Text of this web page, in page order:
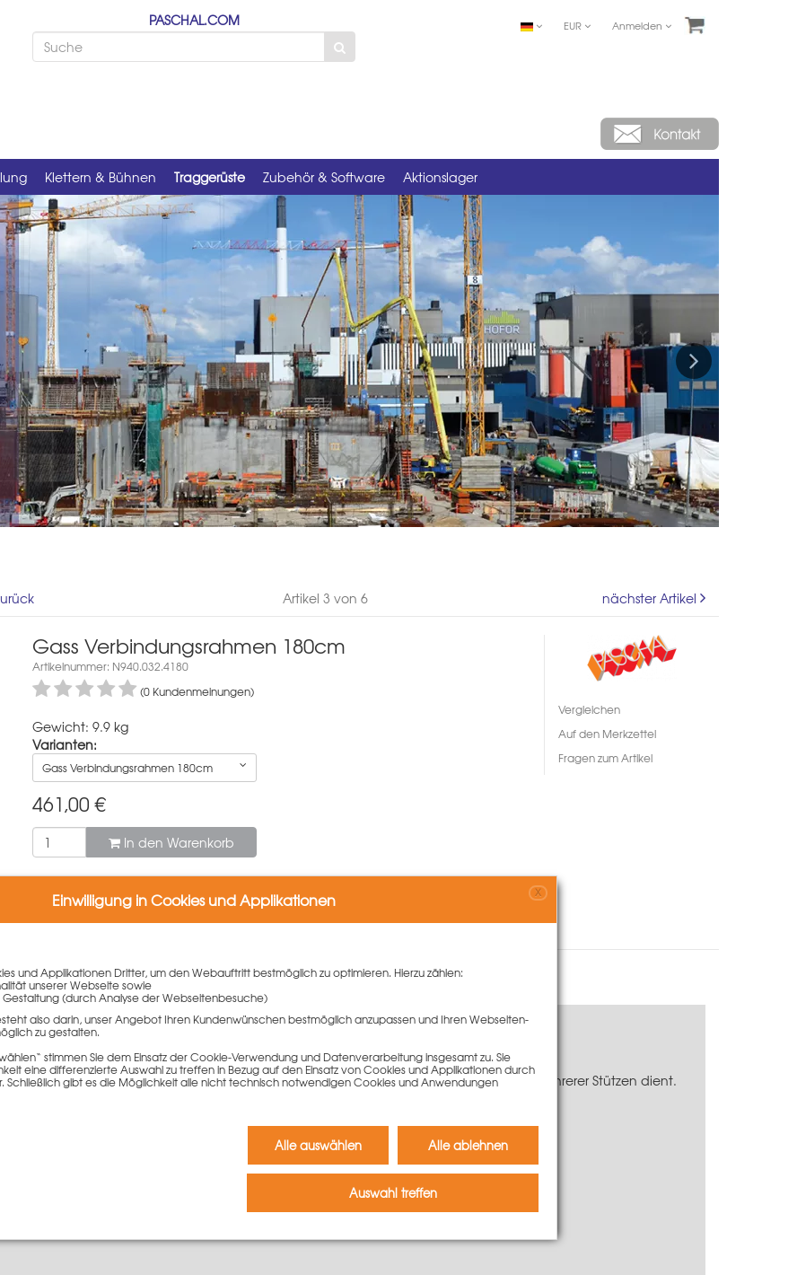
EUR Anmelden
PASCHAL.COM
Klettern & Bühnen Traggerüste Zubehör & Software Aktionslager
Next
Artikel 3 von 6 nächster Artikel
Gass Verbindungsrahmen 180cm
Artikelnummer: N940.032.4180
(0 Kundenmeinungen)
Gewicht: 9.9 kg
Varianten:
Gass Verbindungsrahmen 180cm
461,00 €
In den Warenkorb
Vergleichen
Auf den Merkzettel
Fragen zum Artikel
180 cm
des GASS Alu-Traggerüst-Systems von PASCHAL, welcher zur Aussteifung mehrerer Stützen dient.
Rundrohren, einer Diagonalen und vier Einhängekeilen zu den Stützen.
Stützen
Einwilligung in Cookies und Applikationen X
und Applikationen Dritter, um den Webauftritt bestmöglich zu optimieren. Hierzu zählen:
unserer Webseite sowie
(durch Analyse der Webseitenbesuche)
also darin, unser Angebot Ihren Kundenwünschen bestmöglich anzupassen und Ihren Webseiten-
zu gestalten.
stimmen Sie dem Einsatz der Cookie-Verwendung und Datenverarbeitung insgesamt zu. Sie
eine differenzierte Auswahl zu treffen in Bezug auf den Einsatz von Cookies und Applikationen durch
Schließlich gibt es die Möglichkeit alle nicht technisch notwendigen Cookies und Anwendungen
Alle auswählen Alle ablehnen
Auswahl treffen